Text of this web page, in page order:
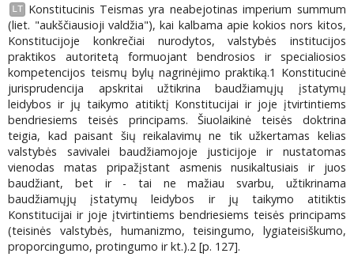
LT
Konstitucinis Teismas yra neabejotinas imperium summum
(liet. "aukščiausioji valdžia"), kai kalbama apie kokios nors kitos,
Konstitucijoje konkrečiai nurodytos, valstybės institucijos
praktikos autoritetą formuojant bendrosios ir specialiosios
kompetencijos teismų bylų nagrinėjimo praktiką.1 Konstitucinė
jurisprudencija apskritai užtikrina baudžiamųjų įstatymų
leidybos ir jų taikymo atitiktį Konstitucijai ir joje įtvirtintiems
bendriesiems teisės principams. Šiuolaikinė teisės doktrina
teigia, kad paisant šių reikalavimų ne tik užkertamas kelias
valstybės savivalei baudžiamojoje justicijoje ir nustatomas
vienodas matas pripažįstant asmenis nusikaltusiais ir juos
baudžiant, bet ir - tai ne mažiau svarbu, užtikrinama
baudžiamųjų įstatymų leidybos ir jų taikymo atitiktis
Konstitucijai ir joje įtvirtintiems bendriesiems teisės principams
(teisinės valstybės, humanizmo, teisingumo, lygiateisiškumo,
proporcingumo, protingumo ir kt.).2 [p. 127].